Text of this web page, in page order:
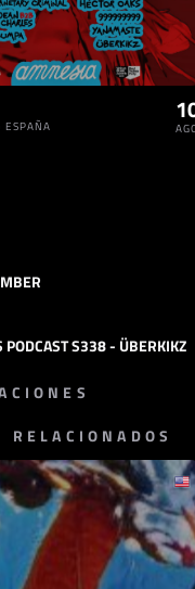
ESPAÑA
S338 - ÜBERKIKZ
RELACIONADOS